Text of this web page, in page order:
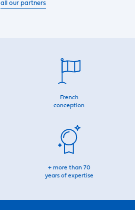
all our partners
French
conception
+ more than 70
years of expertise